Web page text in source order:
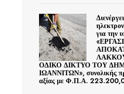
για την
ΟΔΙΚΟ ΔΙΚΤΥΟ ΤΟΥ
ΙΩΑΝΝΙΤΩΝ», συνολικής
αξίας με Φ.Π.Α.